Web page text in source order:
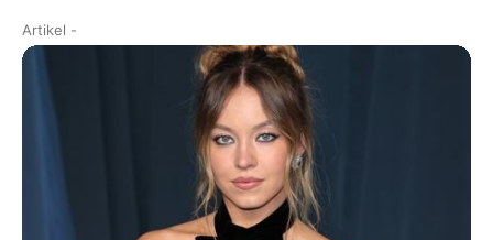
Artikel -